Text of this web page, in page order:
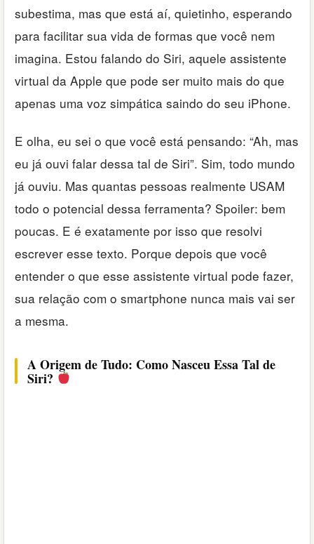
subestima, mas que está aí, quietinho, esperando
para facilitar sua vida de formas que você nem
imagina. Estou falando do Siri, aquele assistente
virtual da Apple que pode ser muito mais do que
apenas uma voz simpática saindo do seu iPhone.
E olha, eu sei o que você está pensando: “Ah, mas
eu já ouvi falar dessa tal de Siri”. Sim, todo mundo
já ouviu. Mas quantas pessoas realmente USAM
todo o potencial dessa ferramenta? Spoiler: bem
poucas. E é exatamente por isso que resolvi
escrever esse texto. Porque depois que você
entender o que esse assistente virtual pode fazer,
sua relação com o smartphone nunca mais vai ser
a mesma.
A Origem de Tudo: Como Nasceu Essa Tal de
Siri?